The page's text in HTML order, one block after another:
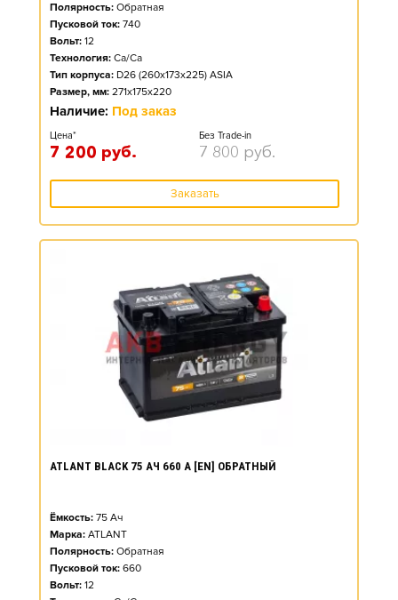
Полярность: Обратная
Пусковой ток: 740
Вольт: 12
Технология: Ca/Ca
Тип корпуса: D26 (260x173x225) ASIA
Размер, мм: 271x175x220
Наличие: Под заказ
Цена*
7 200 руб.
Без Trade-in
7 800 руб.
Заказать
ATLANT BLACK 75 АЧ 660 А [EN] ОБРАТНЫЙ
Ёмкость: 75 Ач
Марка: ATLANT
Полярность: Обратная
Пусковой ток: 660
Вольт: 12